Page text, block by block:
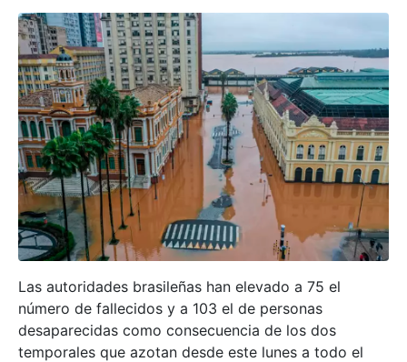
Las autoridades brasileñas han elevado a 75 el
número de fallecidos y a 103 el de personas
desaparecidas como consecuencia de los dos
temporales que azotan desde este lunes a todo el